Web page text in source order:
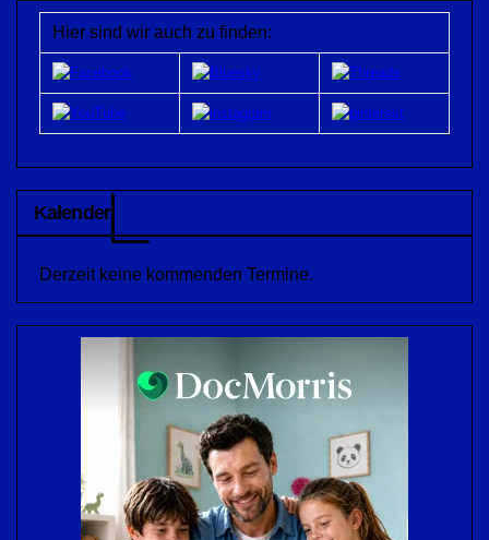
Hier sind wir auch zu finden:
Kalender
Derzeit keine kommenden Termine.